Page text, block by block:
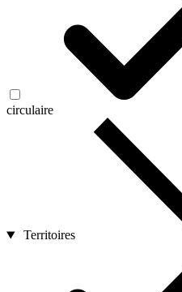
circulaire
Territoires